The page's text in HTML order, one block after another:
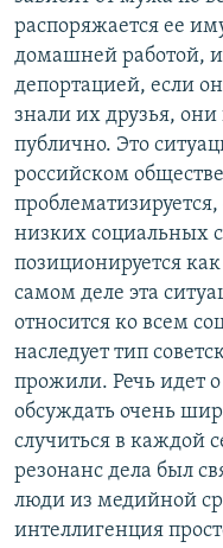
распоряжается ее
домашней работой,
депортацией, если
знали их друзья,
публично. Это
российском
низких социальных
позиционируется
самом деле эта
относится ко всем
наследует тип
прожили. Речь идет
обсуждать очень
случиться в каждой
резонанс дела был
люди из медийной
интеллигенция